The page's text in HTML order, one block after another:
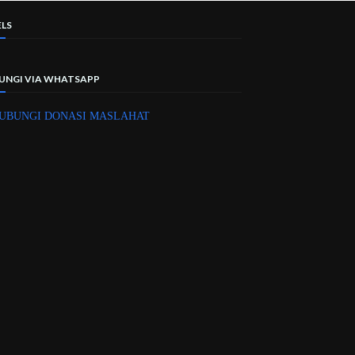
VIA WHATSAPP
DONASI MASLAHAT